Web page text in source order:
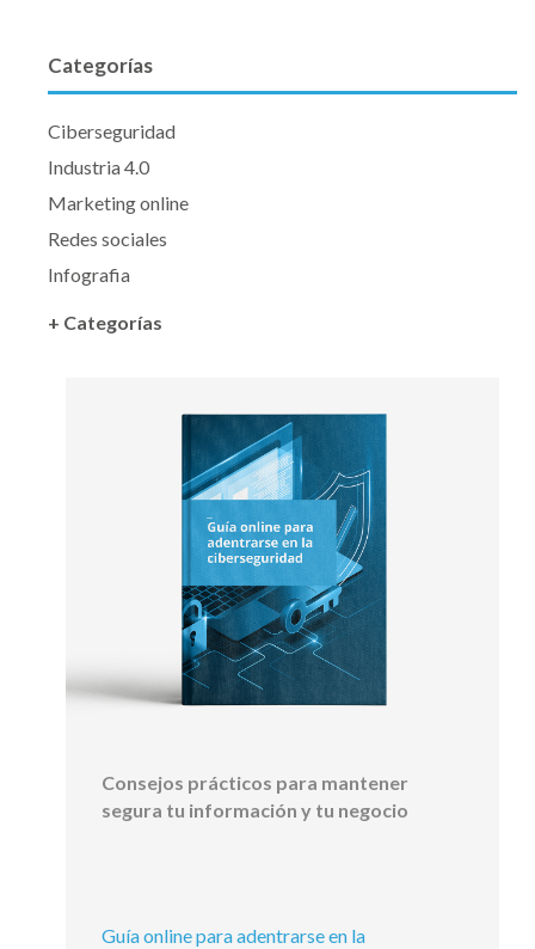
Categorías
Ciberseguridad
Industria 4.0
Marketing online
Redes sociales
Infografia
+ Categorías
Consejos prácticos para mantener
segura tu información y tu negocio
Guía online para adentrarse en la